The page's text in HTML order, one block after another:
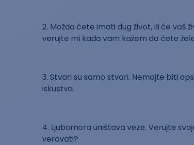
2. Možda ćete imati dug život, ili će vaš
verujte mi kada vam kažem da ćete
3. Stvari su samo stvari. Nemojte biti
iskustva.
4. Ljubomora uništava veze. Verujte
verovati?